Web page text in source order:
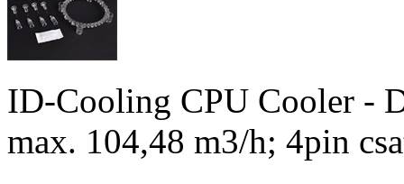
ID-Cooling CPU Cooler -
max. 104,48 m3/h; 4pin